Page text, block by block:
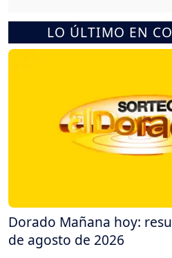
LO ÚLTIMO EN
Dorado Mañana hoy:
de agosto de 2026